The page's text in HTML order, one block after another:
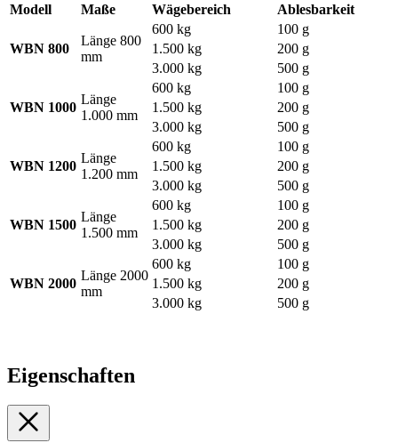
Modell
Maße Wägebereich Ablesbarkeit
WBN 800
Länge 800
mm
600 kg
100 g
1.500 kg
200 g
3.000 kg
500 g
WBN 1000
Länge
1.000 mm
600 kg
100 g
1.500 kg
200 g
3.000 kg
500 g
WBN 1200
Länge
1.200 mm
600 kg
100 g
1.500 kg
200 g
3.000 kg
500 g
WBN 1500
Länge
1.500 mm
600 kg
100 g
1.500 kg
200 g
3.000 kg
500 g
WBN 2000
Länge 2000
mm
600 kg
100 g
1.500 kg
200 g
3.000 kg
500 g
Eigenschaften